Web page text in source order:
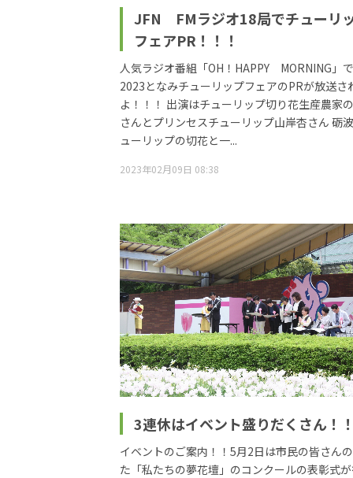
JFN FMラジオ18局でチューリ
フェアPR！！！
人気ラジオ番組「OH！HAPPY MORNING」
2023となみチューリップフェアのPRが放送さ
よ！！！ 出演はチューリップ切り花生産農家
さんとプリンセスチューリップ山岸杏さん 砺
ューリップの切花と一...
2023年02月09日 08:38
3連休はイベント盛りだくさん！
イベントのご案内！！5月2日は市民の皆さん
た「私たちの夢花壇」のコンクールの表彰式